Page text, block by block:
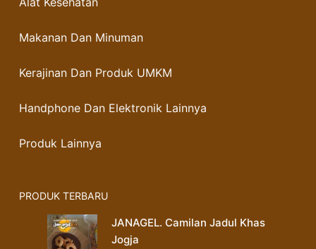
Makanan Dan Minuman
Kerajinan Dan Produk UMKM
Handphone Dan Elektronik Lainnya
Produk Lainnya
PRODUK TERBARU
JANAGEL. Camilan Jadul Khas
Jogja